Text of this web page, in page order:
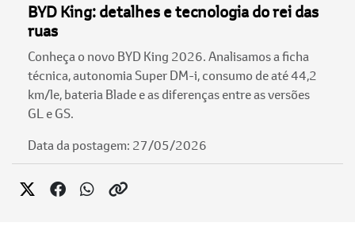
BYD King: detalhes e tecnologia do rei das
ruas
Conheça o novo BYD King 2026. Analisamos a ficha
técnica, autonomia Super DM-i, consumo de até 44,2
km/le, bateria Blade e as diferenças entre as versões
GL e GS.
Data da postagem: 27/05/2026